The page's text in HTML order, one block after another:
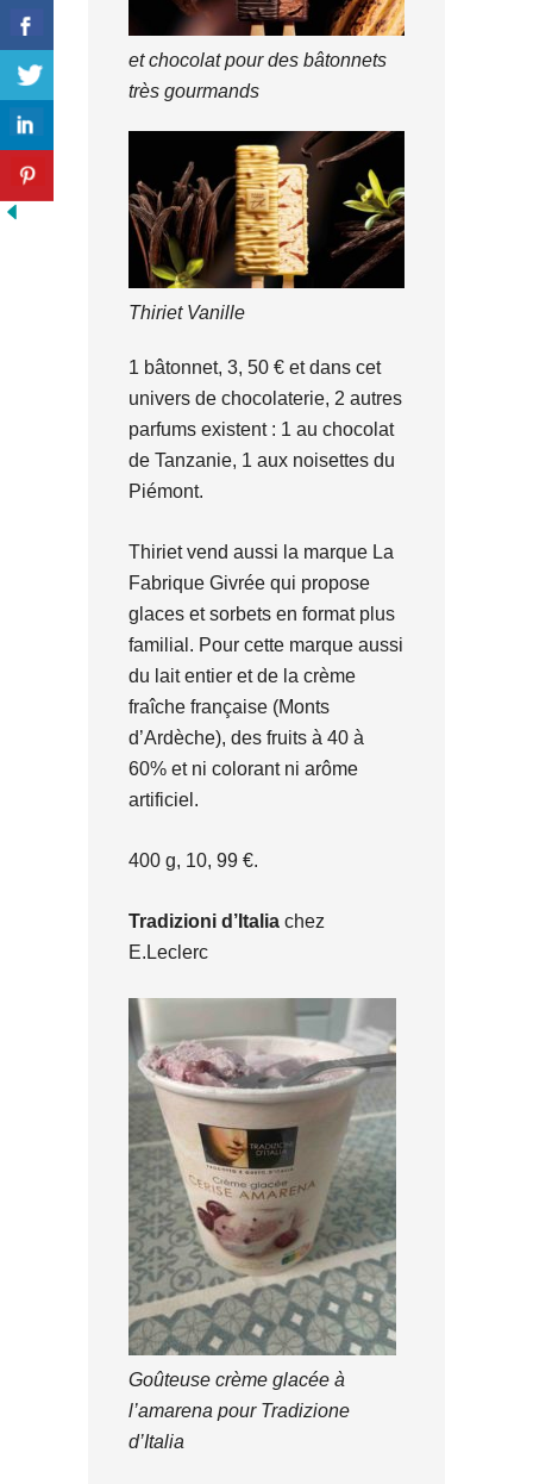
et chocolat pour des bâtonnets
très gourmands
Thiriet Vanille
1 bâtonnet, 3, 50 € et dans cet
univers de chocolaterie, 2 autres
parfums existent : 1 au chocolat
de Tanzanie, 1 aux noisettes du
Piémont.
Thiriet vend aussi la marque La
Fabrique Givrée qui propose
glaces et sorbets en format plus
familial. Pour cette marque aussi
du lait entier et de la crème
fraîche française (Monts
d’Ardèche), des fruits à 40 à
60% et ni colorant ni arôme
artificiel.
400 g, 10, 99 €.
Tradizioni d’Italia chez
E.Leclerc
Goûteuse crème glacée à
l’amarena pour Tradizione
d’Italia